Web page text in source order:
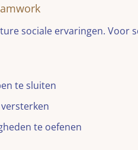
sociale ervaringen. Voor
te sluiten
te oefenen